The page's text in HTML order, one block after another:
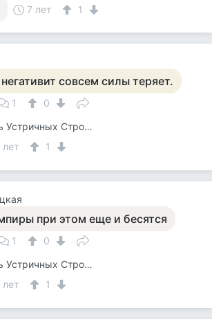
7 лет 1
совсем силы теряет.
1 0
Разрушитель Устричных Строевых Стереотипов
лет
1
при этом еще и бесятся
1 0
Разрушитель Устричных Строевых Стереотипов
лет
1